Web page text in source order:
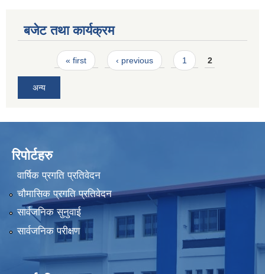
बजेट तथा कार्यक्रम
Pages« first ‹ previous 1 2
अन्य
रिपोर्टहरु
वार्षिक प्रगति प्रतिवेदन
चौमासिक प्रगति प्रतिवेदन
सार्वजनिक सुनुवाई
सार्वजनिक परीक्षण